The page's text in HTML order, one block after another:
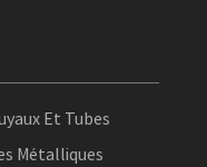
Et Tubes
Métalliques